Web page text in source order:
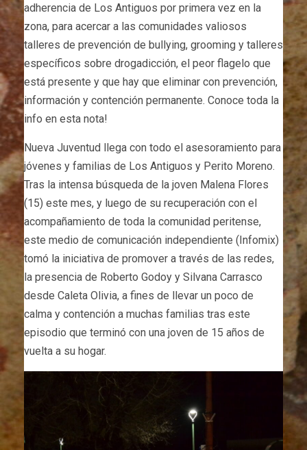
adherencia de Los Antiguos por primera vez en la
zona, para acercar a las comunidades valiosos
talleres de prevención de bullying, grooming y talleres
específicos sobre drogadicción, el peor flagelo que
está presente y que hay que eliminar con prevención,
información y contención permanente. Conoce toda la
info en esta nota!
Nueva Juventud llega con todo el asesoramiento para
jóvenes y familias de Los Antiguos y Perito Moreno.
Tras la intensa búsqueda de la joven Malena Flores
(15) este mes, y luego de su recuperación con el
acompañamiento de toda la comunidad peritense,
este medio de comunicación independiente (Infomix)
tomó la iniciativa de promover a través de las redes,
la presencia de Roberto Godoy y Silvana Carrasco
desde Caleta Olivia, a fines de llevar un poco de
calma y contención a muchas familias tras este
episodio que terminó con una joven de 15 años de
vuelta a su hogar.